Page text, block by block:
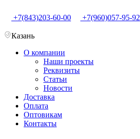
+7(843)203-60-00 +7(960)057-95-92
Казань
О компании
Наши проекты
Реквизиты
Статьи
Новости
Доставка
Оплата
Оптовикам
Контакты